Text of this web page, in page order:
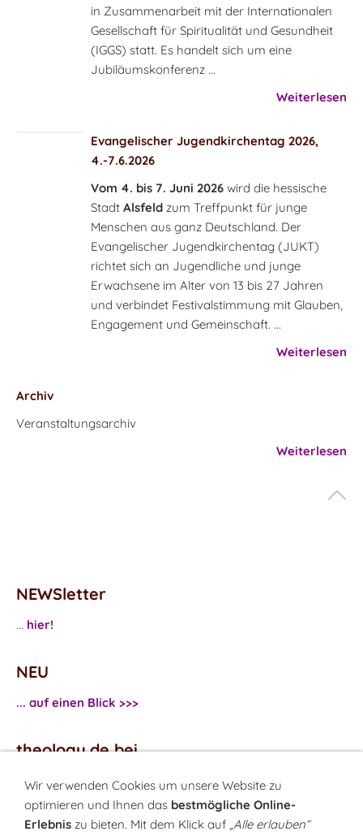
in Zusammenarbeit mit der Internationalen
Gesellschaft für Spiritualität und Gesundheit
(IGGS) statt. Es handelt sich um eine
Jubiläumskonferenz ...
Weiterlesen
Evangelischer Jugendkirchentag 2026,
4.-7.6.2026
Vom 4. bis 7. Juni 2026 wird die hessische
Stadt Alsfeld zum Treffpunkt für junge
Menschen aus ganz Deutschland. Der
Evangelischer Jugendkirchentag (JUKT)
richtet sich an Jugendliche und junge
Erwachsene im Alter von 13 bis 27 Jahren
und verbindet Festivalstimmung mit Glauben,
Engagement und Gemeinschaft. ...
Weiterlesen
Archiv
Veranstaltungsarchiv
Weiterlesen
NEWSletter
... hier!
NEU
... auf einen Blick >>>
theology.de bei
...Facebook
...Twitter
Wir verwenden Cookies um unsere Website zu
optimieren und Ihnen das bestmögliche Online-
Erlebnis zu bieten. Mit dem Klick auf „Alle erlauben“